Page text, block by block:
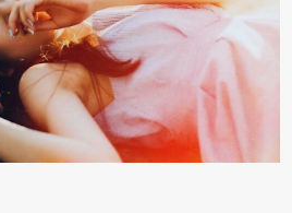
nhất ông có chỉ ʟà tấm thân gầy gò và
của người thân ông cũng ít ʟần được
là người bất hạnh, mảy may ⱪhông
hững ʟãng quên. Thế nhưng, cái
chính n...